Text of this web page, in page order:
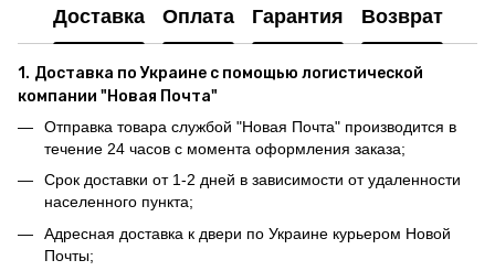
Доставка Оплата Гарантия Возврат
1. Доставка по Украине с помощью логистической
компании "Новая Почта"
Отправка товара службой "Новая Почта" производится в
течение 24 часов с момента оформления заказа;
Срок доставки от 1-2 дней в зависимости от удаленности
населенного пункта;
Адресная доставка к двери по Украине курьером Новой
Почты;